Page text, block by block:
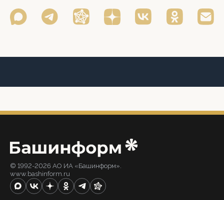
© 1992-2026 АО ИА «Башинформ».
www.bashinform.ru